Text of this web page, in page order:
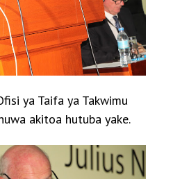
ya Taifa ya Takwimu
akitoa hutuba yake.